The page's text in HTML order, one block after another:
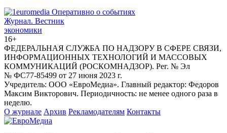
Журнал. Вестник
экономики
16+
ФЕДЕРАЛЬНАЯ СЛУЖБА ПО НАДЗОРУ В СФЕРЕ СВЯЗИ,
ИНФОРМАЦИОННЫХ ТЕХНОЛОГИЙ И МАССОВЫХ
КОММУНИКАЦИЙ (РОСКОМНАДЗОР). Рег. № Эл
№ ФС77-85499 от 27 июня 2023 г.
Учредитель: ООО «ЕвроМедиа». Главный редактор: Федоров
Максим Викторович. Периодичность: не менее одного раза в
неделю.
О журнале Архив Рекламодателям Контакты